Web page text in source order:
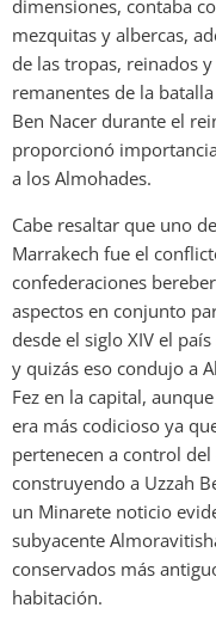
dimensiones, contaba
mezquitas y albercas,
de las tropas, reinados
remanentes de la
Ben Nacer durante el
proporcionó
a los Almohades.
Cabe resaltar que uno
Marrakech fue el
confederaciones
aspectos en conjunto
desde el siglo XIV el
y quizás eso condujo a
Fez en la capital,
era más codicioso ya
pertenecen a control
construyendo a Uzzah
un Minarete noticio
subyacente
conservados más
habitación.